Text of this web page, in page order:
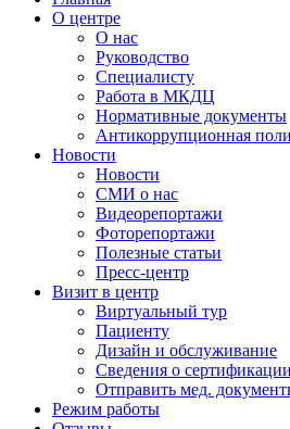
О центре
О нас
Руководство
Специалисту
Работа в МКДЦ
Нормативные документы
Антикоррупционная
Новости
Новости
СМИ о нас
Видеорепортажи
Фоторепортажи
Полезные статьи
Пресс-центр
Визит в центр
Виртуальный тур
Пациенту
Дизайн и обслуживание
Сведения о
Отправить мед.
Режим работы